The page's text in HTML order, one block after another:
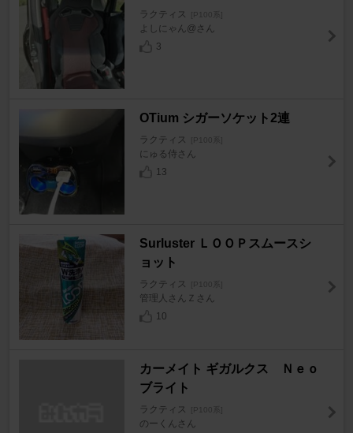
ラクティス [P100系]
よしにゃん@さん
3
OTium シガーソケット2連
ラクティス [P100系]
にゅる侍さん
13
Surluster ＬＯＯＰスムースシ
ョット
ラクティス [P100系]
管理人さんＺさん
10
カーメイト ギガルクス Ｎｅｏ
ブライト
ラクティス [P100系]
のーくんさん